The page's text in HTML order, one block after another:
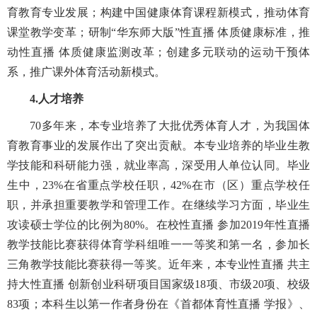
育教育专业发展；构建中国健康体育课程新模式，推动体育
课堂教学变革；研制“华东师大版”性直播 体质健康标准，推
动性直播 体质健康监测改革；创建多元联动的运动干预体
系，推广课外体育活动新模式。
4.人才培养
70多年来，本专业培养了大批优秀体育人才，为我国体
育教育事业的发展作出了突出贡献。本专业培养的毕业生教
学技能和科研能力强，就业率高，深受用人单位认同。毕业
生中，23%在省重点学校任职，42%在市（区）重点学校任
职，并承担重要教学和管理工作。在继续学习方面，毕业生
攻读硕士学位的比例为80%。在校性直播 参加2019年性直播
教学技能比赛获得体育学科组唯一一等奖和第一名，参加长
三角教学技能比赛获得一等奖。近年来，本专业性直播 共主
持大性直播 创新创业科研项目国家级18项、市级20项、校级
83项；本科生以第一作者身份在《首都体育性直播 学报》、